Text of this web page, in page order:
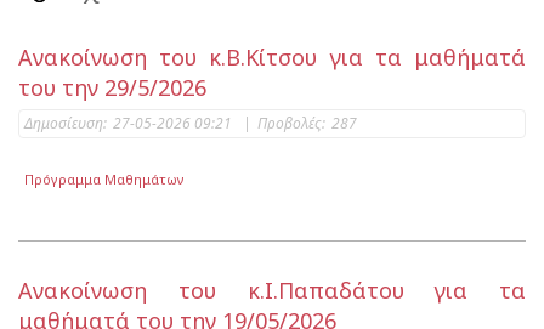
Ανακοίνωση του κ.Β.Κίτσου για τα μαθήματά
του την 29/5/2026
Δημοσίευση: 27-05-2026 09:21 | Προβολές: 287
Πρόγραμμα Μαθημάτων
Ανακοίνωση του κ.Ι.Παπαδάτου για τα
μαθήματά του την 19/05/2026